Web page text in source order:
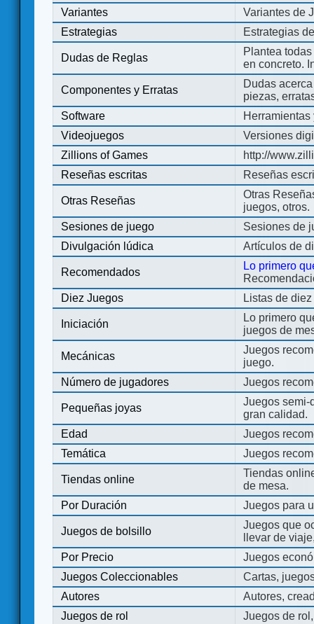
Variantes
Variantes de
Estrategias
Estrategias
Dudas de Reglas
Plantea
en concreto.
Componentes y Erratas
Dudas
piezas,
Software
Videojuegos
Versiones
Zillions of Games
http://
Reseñas escritas
Reseñas
Otras Reseñas
Otras
juegos, otros.
Sesiones de juego
Sesiones de
Divulgación lúdica
Artículos de
Recomendados
Lo primero
Diez Juegos
Listas de
Iniciación
Lo primero
juegos de
Mecánicas
Juegos
juego.
Número de jugadores
Juegos
Pequeñas joyas
Juegos semi-
gran calidad.
Edad
Juegos
Temática
Juegos
Tiendas online
Tiendas
de mesa.
Por Duración
Juegos para
Juegos de bolsillo
Juegos que
llevar de
Por Precio
Juegos
Juegos Coleccionables
Cartas,
Autores
Autores,
Juegos de rol
Juegos de